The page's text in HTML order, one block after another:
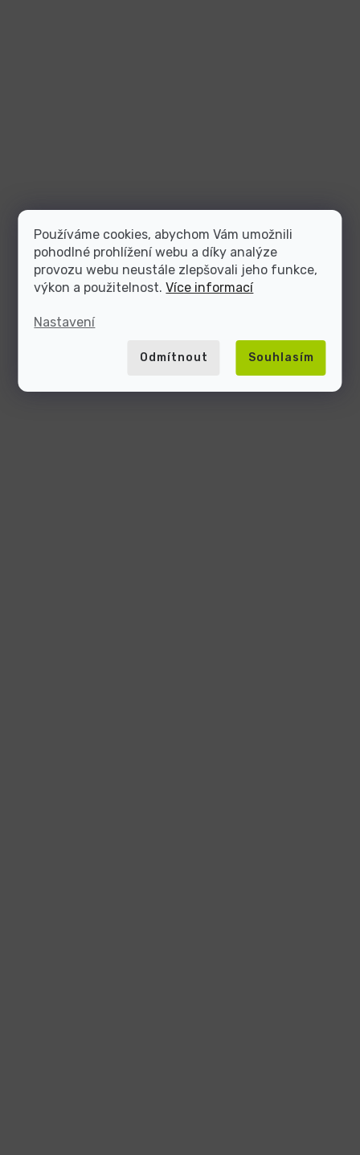
Používáme cookies, abychom Vám umožnili
pohodlné prohlížení webu a díky analýze
provozu webu neustále zlepšovali jeho funkce,
výkon a použitelnost.Více informací
Nastavení
Odmítnout Souhlasím